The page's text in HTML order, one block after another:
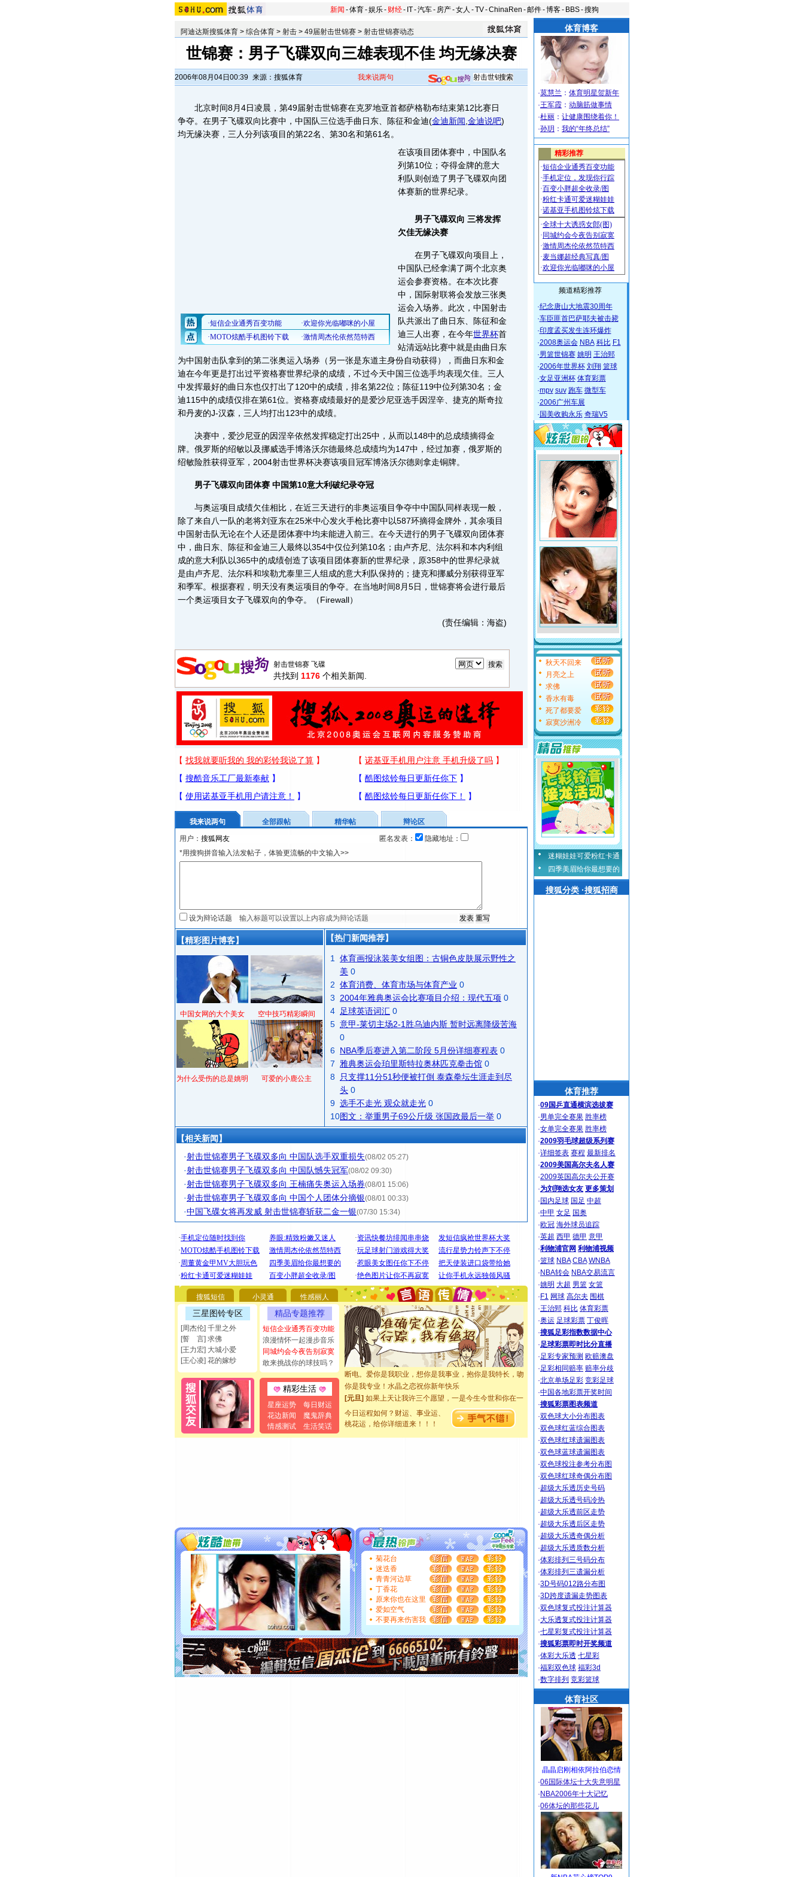
新闻 -体育-娱乐- 财经- IT-汽车- 房产-女人 -TV-ChinaRen -邮件-博客- BBS-搜狗
阿迪达斯搜狐体育 > 综合体育 > 射击 > 49届射击世锦赛 > 射击世锦赛动态
世锦赛：男子飞碟双向三雄表现不佳 均无缘决赛
2006年08月04日00:39 来源：搜狐体育 我来说两句
北京时间8月4日凌晨，第49届射击世锦赛在克罗地亚首都萨格勒布结束第12比赛日
争夺。在男子飞碟双向比赛中，中国队三位选手曲日东、陈征和金迪(金迪新闻 金迪说吧)
均无缘决赛，三人分列该项目的第22名、第30名和第61名。
在该项目团体赛中，中国队名
列第10位；夺得金牌的意大
利队则创造了男子飞碟双向团
体赛新的世界纪录。
男子飞碟双向 三将发挥
欠佳无缘决赛
在男子飞碟双向项目上，
中国队已经拿满了两个北京奥
运会参赛资格。在本次比赛
中，国际射联将会发放三张奥
运会入场券。此次，中国射击
队共派出了曲日东、陈征和金
迪三人出赛，在今年世界杯首
站清远站比赛中就是由曲日东
为中国射击队拿到的第二张奥运入场券（另一张是东道主身份自动获得），而曲日东和金
迪在今年更是打出过平资格赛世界纪录的成绩，不过今天中国三位选手均表现欠佳。三人
中发挥最好的曲日东也仅打出了120中的成绩，排名第22位；陈征119中位列第30名；金
迪115中的成绩仅排在第61位。资格赛成绩最好的是爱沙尼亚选手因涅辛、捷克的斯奇拉
和丹麦的J-汉森，三人均打出123中的成绩。
决赛中，爱沙尼亚的因涅辛依然发挥稳定打出25中，从而以148中的总成绩摘得金
牌。俄罗斯的绍敏以及挪威选手博洛沃尔德最终总成绩均为147中，经过加赛，俄罗斯的
绍敏险胜获得亚军，2004射击世界杯决赛该项目冠军博洛沃尔德则拿走铜牌。
男子飞碟双向团体赛 中国第10意大利破纪录夺冠
与奥运项目成绩欠佳相比，在近三天进行的非奥运项目争夺中中国队同样表现一般，
除了来自八一队的老将刘亚东在25米中心发火手枪比赛中以587环摘得金牌外，其余项目
中国射击队无论在个人还是团体赛中均未能进入前三。在今天进行的男子飞碟双向团体赛
中，曲日东、陈征和金迪三人最终以354中仅位列第10名；由卢齐尼、法尔科和本内利组
成的意大利队以365中的成绩创造了该项目团体赛新的世界纪录，原358中的世界纪录就
是由卢齐尼、法尔科和埃勒尤泰里三人组成的意大利队保持的；捷克和挪威分别获得亚军
和季军。根据赛程，明天没有奥运项目的争夺。在当地时间8月5日，世锦赛将会进行最后
一个奥运项目女子飞碟双向的争夺。（Firewall）
(责任编辑：海盗)
共找到 1176 个相关新闻.
我来说两句 全部跟帖 精华帖
辩论区
用户：
匿名发表：
隐藏地址：
*用搜狗拼音输入法发帖子，体验更流畅的中文输入>>
设为辩论话题
【精彩图片博客】
中国女网的大个美女 空中技巧精彩瞬间
为什么受伤的总是姚明 可爱的小鹿公主
【热门新闻推荐】
1
体育画报泳装美女组图：古铜色皮肤展示野性之
美 0
2 体育消费、体育市场与体育产业 0
3
2004年雅典奥运会比赛项目介绍：现代五项 0
4
足球英语词汇 0
5 意甲-莱切主场2-1胜乌迪内斯 暂时远离降级苦海
0
6 NBA季后赛进入第二阶段 5月份详细赛程表 0
7
雅典奥运会珀里斯特拉奥林匹克拳击馆 0
8
只支撑11分51秒便被打倒 泰森拳坛生涯走到尽
头 0
9 选手不走光 观众就走光 0
10图文：举重男子69公斤级 张国政最后一举 0
【相关新闻】
·射击世锦赛男子飞碟双多向 中国队选手双重损失(08/02 05:27)
·射击世锦赛男子飞碟双多向 中国队憾失冠军(08/02 09:30)
·射击世锦赛男子飞碟双多向 王楠痛失奥运入场券(08/01 15:06)
·射击世锦赛男子飞碟双多向 中国个人团体分摘银(08/01 00:33)
·中国飞碟女将再发威 射击世锦赛斩获二金一银(07/30 15:34)
搜狐短信 小灵通 性感丽人
三星图铃专区
[周杰伦] 千里之外
[誓 言] 求佛
[王力宏] 大城小爱
[王心凌] 花的嫁纱
精品专题推荐
短信企业通秀百变功能
浪漫情怀一起漫步音乐
同城约会今夜告别寂寞
敢来挑战你的球技吗？
精彩生活
星座运势
每日财运
花边新闻
魔鬼辞典
情感测试
生活笑话
[圣诞节]圣诞节到了，想想没什么送给你的，又不打算给
你太多，只有给你五千万：千万快乐！千万要健康！千万
要平安！千万要知足！千万不要忘记我！
[圣诞节]不只这样的日子才会想起你,而是这样的日子才
能正大光明地骚扰你,告诉你,圣诞要快乐!新年要快乐!天天
都要快乐噢!
[圣诞节]奉上一颗祝福的心,在这个特别的日子里,愿幸福,
如意,快乐,鲜花,一切美好的祝愿与你同在.圣诞快乐!
[元旦]看到你我会触电；看不到你我要充电；没有你我会
断电。爱你是我职业，想你是我事业，抱你是我特长，吻
你是我专业！水晶之恋祝你新年快乐
[元旦]
如果上天让我许三个愿望，一是今生今世和你在一
离。水晶之恋祝你新年快乐
[元旦]当我狠下心扭头离去那一刻，你在我身后无助地哭
[圣诞节]圣诞节到了，想想没什么送给你的，又不打算给
你太多，只有给你五千万：千万快乐！千万要健康！千万
要平安！千万要知足！千万不要忘记我！
[圣诞节]不只这样的日子才会想起你,而是这样的日子才
能正大光明地骚扰你,告诉你,圣诞要快乐!新年要快乐!天天
都要快乐噢!
[圣诞节]奉上一颗祝福的心,在这个特别的日子里,愿幸福,
如意,快乐,鲜花,一切美好的祝愿与你同在.圣诞快乐!
[元旦] 看到你我会触电；看不到你我要充电；没有你我会
断电。爱你是我职业，想你是我事业，抱你是我特长，吻
你是我专业！水晶之恋祝你新年快乐
[元旦]如果上天让我许三个愿望，一是今生今世和你在一
今日运程如何？财运、事业运、
桃花运，给你详细道来！！！
菊花台
迷迭香
青青河边草
丁香花
原来你也在这里
爱如空气
不要再来伤害我
体育博客
·莫慧兰 ： 体育明星贺新年
·王军霞 ： 动脑筋做事情
·杜丽 ： 让健康围绕着你！
·孙玥 ： 我的“年终总结”
频道精彩推荐
·纪念唐山大地震30周年
·车臣匪首巴萨耶夫被击毙
·印度孟买发生连环爆炸
·2008奥运会 NBA 科比 F1
·男篮世锦赛 姚明 王治郅
·2006年世界杯 刘翔 篮球
·女足亚洲杯 体育彩票
·mpv suv 跑车 微型车
·2006广州车展
· 国美收购永乐 奇瑞V5
秋天不回来
月亮之上
求佛
香水有毒
死了都要爱
寂寞沙洲冷
迷糊娃娃可爱粉红卡通
四季美眉给你最想要的
搜狐分类 ·搜狐招商
体育推荐
·09国乒直通横滨选拔赛
·男单完全赛果 胜率榜
·女单完全赛果 胜率榜
·2009羽毛球超级系列赛
·详细签表 赛程 最新排名
·2009美国高尔夫名人赛
·2009英国高尔夫公开赛
·为刘翔选女友 更多策划
· 国内足球 国足 中超
·中甲 女足 国奥
·欧冠 海外球员追踪
·英超 西甲 德甲 意甲
·利物浦官网 利物浦视频
·篮球 NBA CBA WNBA
· NBA转会 NBA交易流言
·姚明 大超 男篮 女篮
· F1 网球 高尔夫 围棋
·王治郅 科比 体育彩票
·奥运 足球彩票 丁俊晖
·搜狐足彩指数数据中心
·足球彩票即时比分直播
·足彩专家预测 欧赔澳盘
·足彩相同赔率 赔率分歧
·北京单场足彩 竞彩足球
·中国各地彩票开奖时间
·搜狐彩票图表频道
·双色球大小分布图表
·双色球红蓝综合图表
·双色球红球遗漏图表
·双色球蓝球遗漏图表
·双色球投注参考分布图
·双色球红球奇偶分布图
·超级大乐透历史号码
·超级大乐透号码冷热
·超级大乐透前区走势
·超级大乐透后区走势
·超级大乐透奇偶分析
·超级大乐透质数分析
·体彩排列三号码分布
·体彩排列三遗漏分析
·3D号码012路分布图
·3D跨度遗漏走势图表
·双色球复式投注计算器
·大乐透复式投注计算器
·七星彩复式投注计算器
·搜狐彩票即时开奖频道
·体彩大乐透 七星彩
·福彩双色球 福彩3d
·数字排列 竞彩篮球
体育社区
晶晶启刚相依阿拉伯恋情
·06国际体坛十大失意明星
· NBA2006年十大记忆
·06体坛的那些花儿